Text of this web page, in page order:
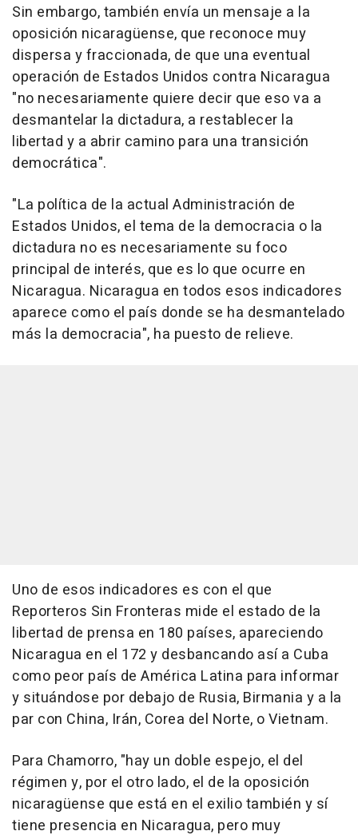
Sin embargo, también envía un mensaje a la
oposición nicaragüense, que reconoce muy
dispersa y fraccionada, de que una eventual
operación de Estados Unidos contra Nicaragua
"no necesariamente quiere decir que eso va a
desmantelar la dictadura, a restablecer la
libertad y a abrir camino para una transición
democrática".
"La política de la actual Administración de
Estados Unidos, el tema de la democracia o la
dictadura no es necesariamente su foco
principal de interés, que es lo que ocurre en
Nicaragua. Nicaragua en todos esos indicadores
aparece como el país donde se ha desmantelado
más la democracia", ha puesto de relieve.
Uno de esos indicadores es con el que
Reporteros Sin Fronteras mide el estado de la
libertad de prensa en 180 países, apareciendo
Nicaragua en el 172 y desbancando así a Cuba
como peor país de América Latina para informar
y situándose por debajo de Rusia, Birmania y a la
par con China, Irán, Corea del Norte, o Vietnam.
Para Chamorro, "hay un doble espejo, el del
régimen y, por el otro lado, el de la oposición
nicaragüense que está en el exilio también y sí
tiene presencia en Nicaragua, pero muy